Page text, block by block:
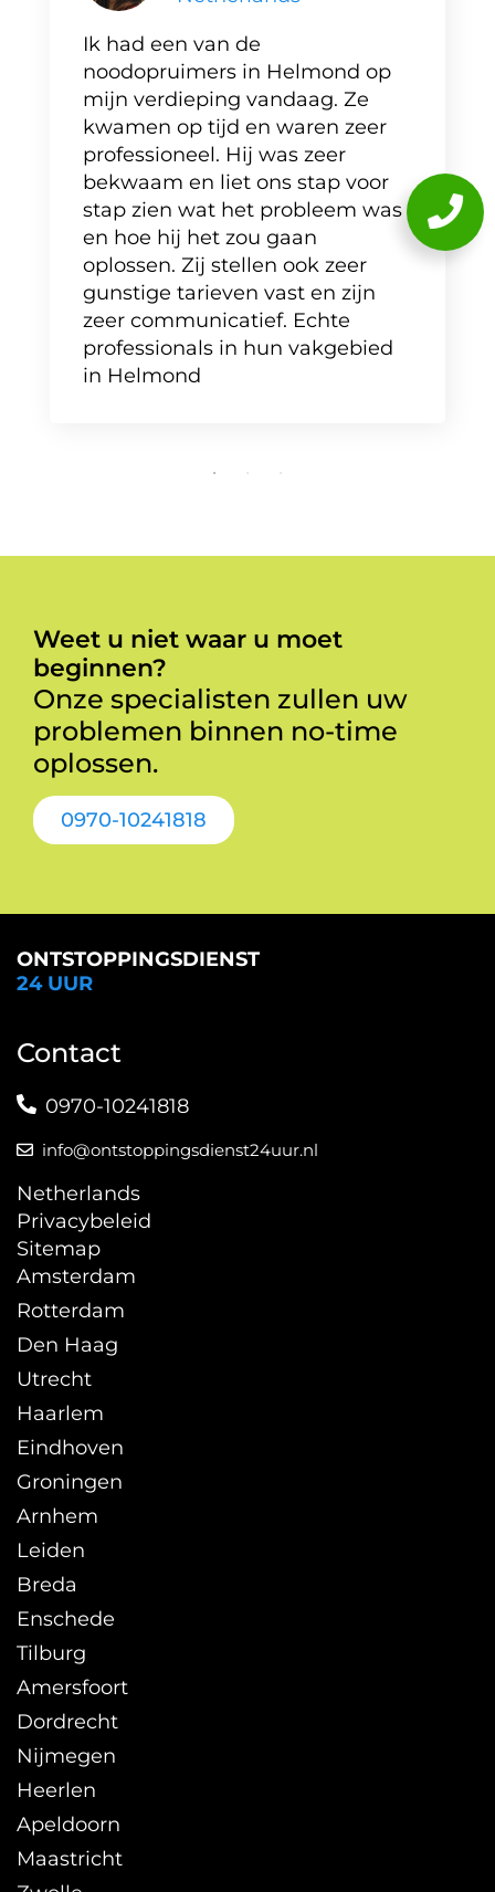
Ik had een van de
noodopruimers in Helmond op
mijn verdieping vandaag. Ze
kwamen op tijd en waren zeer
professioneel. Hij was zeer
bekwaam en liet ons stap voor
stap zien wat het probleem was
en hoe hij het zou gaan
oplossen. Zij stellen ook zeer
gunstige tarieven vast en zijn
zeer communicatief. Echte
professionals in hun vakgebied
in Helmond
Weet u niet waar u moet
beginnen?
Onze specialisten zullen uw
problemen binnen no-time
oplossen.
0970-10241818
ONTSTOPPINGSDIENST
24 UUR
Contact
0970-10241818
info@ontstoppingsdienst24uur.nl
Netherlands
Privacybeleid
Sitemap
Amsterdam
Rotterdam
Den Haag
Utrecht
Haarlem
Eindhoven
Groningen
Arnhem
Leiden
Breda
Enschede
Tilburg
Amersfoort
Dordrecht
Nijmegen
Heerlen
Apeldoorn
Maastricht